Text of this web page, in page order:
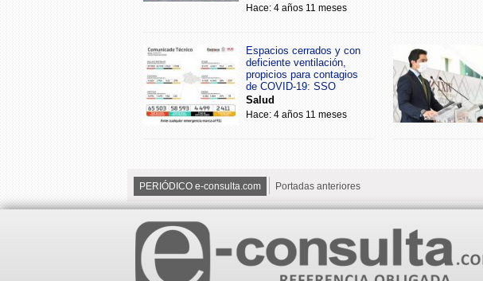
Hace: 4 años 11 meses
Espacios cerrados y con
deficiente ventilación,
propicios para contagios
de COVID-19: SSO
Salud
Hace: 4 años 11 meses
PERIÓDICO e-consulta.com Portadas anteriores